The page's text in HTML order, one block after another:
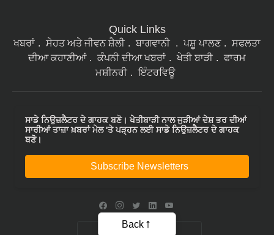
Quick Links
ਖਬਰਾਂ ਸੇਹਤ ਅਤੇ ਜੀਵਨ ਸ਼ੈਲੀ ਬਾਗਵਾਨੀ ਪਸ਼ੂ ਪਾਲਣ
ਸਫਲਤਾ
ਦੀਆ ਕਹਾਣੀਆਂ
ਕੰਪਨੀ ਦੀਆ ਖਬਰਾਂ ਖੇਤੀ ਬਾੜੀ
ਫਾਰਮ
ਮਸ਼ੀਨਰੀ
ਇੰਟਰਵਿਊ
ਸਾਡੇ ਨਿਉਜ਼ਲੈਟਰ ਦੇ ਗਾਹਕ ਬਣੋ। ਖੇਤੀਬਾੜੀ ਨਾਲ ਜੁੜੀਆਂ ਦੇਸ਼ ਭਰ ਦੀਆਂ
ਸਾਰੀਆਂ ਤਾਜ਼ਾ ਖ਼ਬਰਾਂ ਮੇਲ 'ਤੇ ਪੜ੍ਹਨ ਲਈ ਸਾਡੇ ਨਿਉਜ਼ਲੈਟਰ ਦੇ ਗਾਹਕ
ਬਣੋ।
Subscribe Newsletters
Back